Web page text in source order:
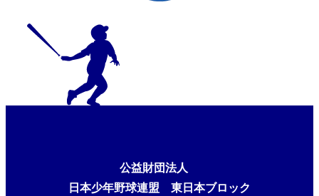
公益財団法人
日本少年野球連盟 東日本ブロック